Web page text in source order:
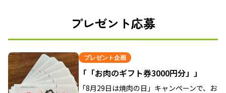
プレゼント応募
プレゼント企画
「「お肉のギフト券3000円分」」
「8月29日は焼肉の日」キャンペーンで、お